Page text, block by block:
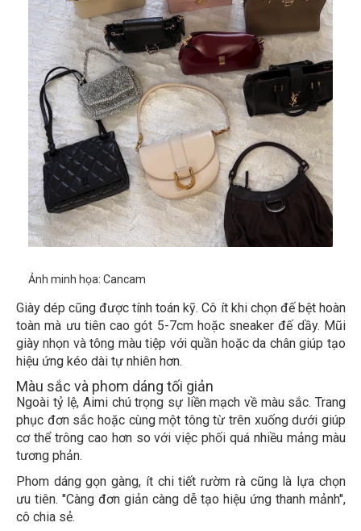
Ảnh minh họa: Cancam
Giày dép cũng được tính toán kỹ. Cô ít khi chọn đế bệt hoàn
toàn mà ưu tiên cao gót 5-7cm hoặc sneaker đế dầy. Mũi
giày nhọn và tông màu tiệp với quần hoặc da chân giúp tạo
hiệu ứng kéo dài tự nhiên hơn.
Màu sắc và phom dáng tối giản
Ngoài tỷ lệ, Aimi chú trọng sự liền mạch về màu sắc. Trang
phục đơn sắc hoặc cùng một tông từ trên xuống dưới giúp
cơ thể trông cao hơn so với việc phối quá nhiều mảng màu
tương phản.
Phom dáng gọn gàng, ít chi tiết rườm rà cũng là lựa chọn
ưu tiên. ''Càng đơn giản càng dễ tạo hiệu ứng thanh mảnh'',
cô chia sẻ.